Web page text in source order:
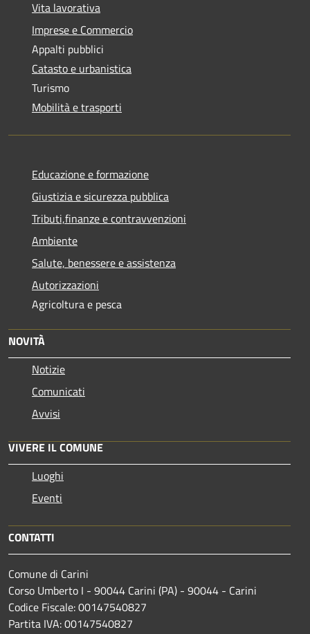
Vita lavorativa
Imprese e Commercio
Appalti pubblici
Catasto e urbanistica
Turismo
Mobilità e trasporti
Educazione e formazione
Giustizia e sicurezza pubblica
Tributi,finanze e contravvenzioni
Ambiente
Salute, benessere e assistenza
Autorizzazioni
Agricoltura e pesca
NOVITÀ
Notizie
Comunicati
Avvisi
VIVERE IL COMUNE
Luoghi
Eventi
CONTATTI
Comune di Carini
Corso Umberto I - 90044 Carini (PA) - 90044 - Carini
Codice Fiscale: 00147540827
Partita IVA: 00147540827